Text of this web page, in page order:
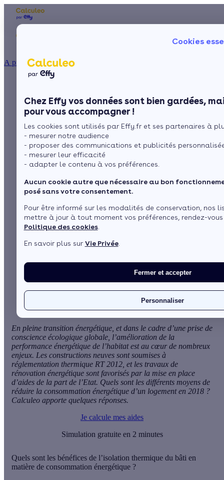
Cookies
Chez Effy vos données sont bien gardées,
pour vous accompagner !
Les cookies sont utilisés par Effy.fr et ses partenaires à
- mesurer notre audience
- proposer des communications et publicités
- mesurer leur efficacité
- adapter le contenu à vos préférences.
Aucun cookie autre que nécessaire au bon
posé sans votre consentement.
Pour être informé sur les modalités de conservation, nos
mettre à jour à tout moment vos préférences, rendez-
Politique des cookies.
En savoir plus sur Vie Privée.
Fermer et accepter
Personnaliser
À propos
Ma Prime Rénov'
Le chèque énergie
La TVA réduite
L'éco-prêt à taux zéro
Trouver mes aides
Nos conseils
Sol
Fenêtres
Quels sont les
moyens d’optimiser
la consommation
énergétique d’une
habitation ?
par L’équipe de rédaction 4 min de lecture
Sommaire
en matière de consommation énergétique ?
Quels sont les dispositifs à mettre en place pour réduire
Voir plus
En pleine transition énergétique, et dans le cadre d’une prise de
conscience écologique globale, l’amélioration de la
performance énergétique de l’habitat est au cœur de nombreux
enjeux. Les constructions neuves sont soumises à
réglementation thermique RT 2012, et les travaux de
rénovation énergétique sont favorisés par la mise en place
d’aides de la part de l’Etat. Quels sont les différents moyens de
réduire la consommation énergétique d’un logement en 2018 ?
Calculeo apporte quelques réponses.
Je calcule mes aides
Simulation gratuite en 2 minutes
Quels sont les bénéfices de l’isolation thermique du bâti en
matière de consommation énergétique ?